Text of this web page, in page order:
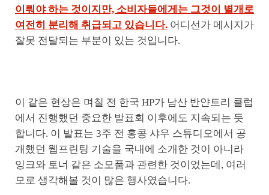
이뤄야 하는 것이지만, 소비자들에게는 그것이 별개로
여전히 분리해 취급되고 있습니다.어디선가 메시지가
잘못 전달되는 부분이 있는 것입니다.
이 같은 현상은 며칠 전 한국 HP가 남산 반얀트리 클럽
에서 진행했던 중요한 발표회 이후에도 지속되는 듯
합니다. 이 발표는 3주 전 홍콩 샤우 스튜디오에서 공
개했던 웹프린팅 기술을 국내에 소개한 것이 아니라
잉크와 토너 같은 소모품과 관련한 것이었는데, 여러
모로 생각해볼 것이 많은 행사였습니다.